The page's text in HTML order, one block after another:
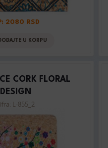
2080 RSD
DODAJTE U KORPU
CORK FLORAL
DESIGN
L-855_2